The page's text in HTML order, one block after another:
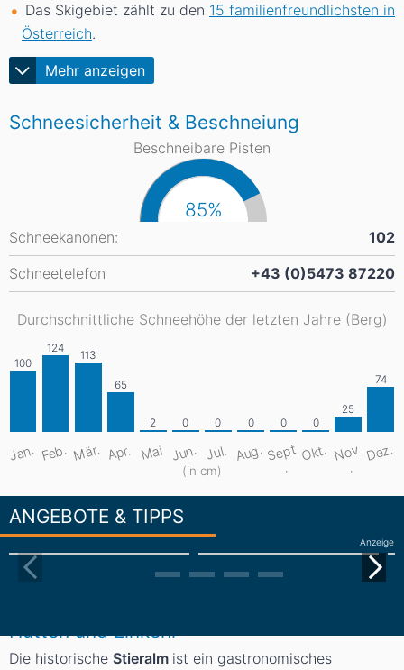
Mehr anzeigen
Das Skigebiet zählt zu den 15 familienfreundlichsten in
Österreich.
Schneesicherheit & Beschneiung
Beschneibare Pisten
85%
Schneekanonen:
102
Schneetelefon
+43 (0)5473 87220
Durchschnittliche Schneehöhe der letzten Jahre (Berg)
Jan. Feb. Mär. Apr. Mai Jun. Jul. Aug. S
e
pt
.
Okt. N
o
v
.
Dez.
(in cm)
ANGEBOTE & TIPPS
Anzeige
Hütten und Einkehr
Die historische Stieralm ist ein gastronomisches